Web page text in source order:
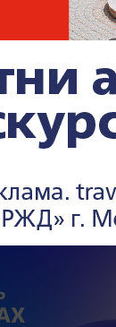
начал
уже
нефти,